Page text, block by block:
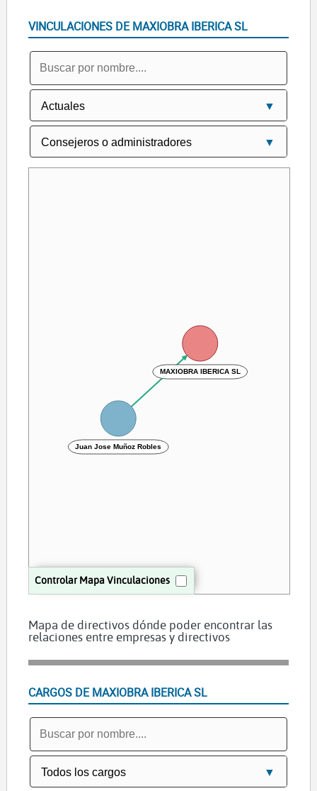
VINCULACIONES DE MAXIOBRA IBERICA SL
Controlar Mapa Vinculaciones
MAXIOBRA IBERICA SL
Juan Jose Muñoz Robles
Mapa de directivos dónde poder encontrar las
relaciones entre empresas y directivos
CARGOS DE MAXIOBRA IBERICA SL